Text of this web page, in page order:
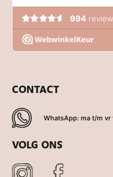
CONTACT
WhatsApp: ma t/m vr
VOLG ONS